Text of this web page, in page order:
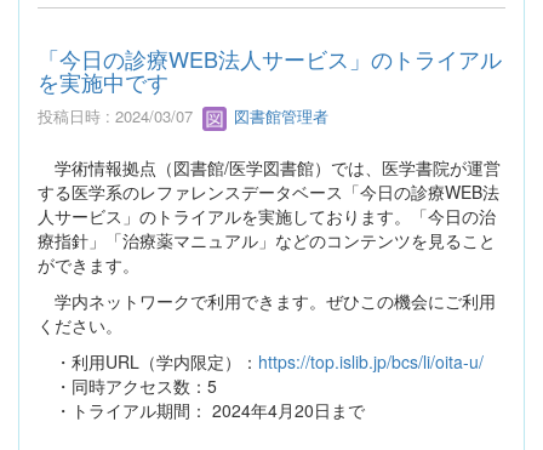
「今日の診療WEB法人サービス」のトライアル
を実施中です
投稿日時 : 2024/03/07 図書館管理者
学術情報拠点（図書館/医学図書館）では、医学書院が運営
する医学系のレファレンスデータベース「今日の診療WEB法
人サービス」のトライアルを実施しております。「今日の治
療指針」「治療薬マニュアル」などのコンテンツを見ること
ができます。
学内ネットワークで利用できます。ぜひこの機会にご利用
ください。
・利用URL（学内限定）： https://top.islib.jp/bcs/li/oita-u/
・同時アクセス数：5
・トライアル期間： 2024年4月20日まで